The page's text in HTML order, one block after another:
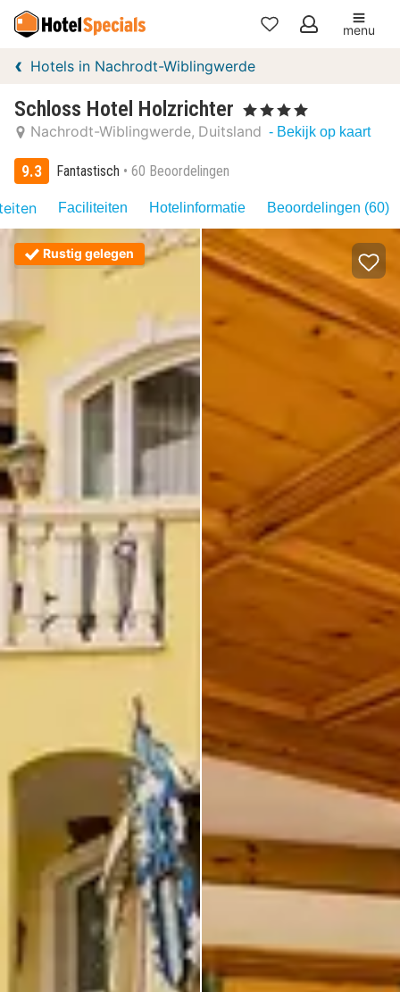
Mijn
menu
Hotels in Nachrodt-Wiblingwerde
Schloss Hotel Holzrichter , 4 Sterren
Nachrodt-Wiblingwerde Duitsland - Bekijk op kaart
9.3 Fantastisch 60 Beoordelingen
Faciliteiten Hotelinformatie Beoordelingen (60)
Rustig gelegen